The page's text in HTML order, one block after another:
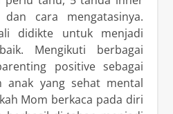
cara mengatasinya.
didikte untuk menjadi
Mengikuti berbagai
positive sebagai
anak yang sehat mental
Mom berkaca pada diri